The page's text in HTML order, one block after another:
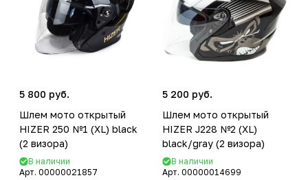
5 800 руб.
Шлем мото открытый
HIZER 250 №1 (XL) black
(2 визора)
В наличии
Арт. 00000021857
5 200 руб.
Шлем мото открытый
HIZER J228 №2 (XL)
black/gray (2 визора)
В наличии
Арт. 00000014699